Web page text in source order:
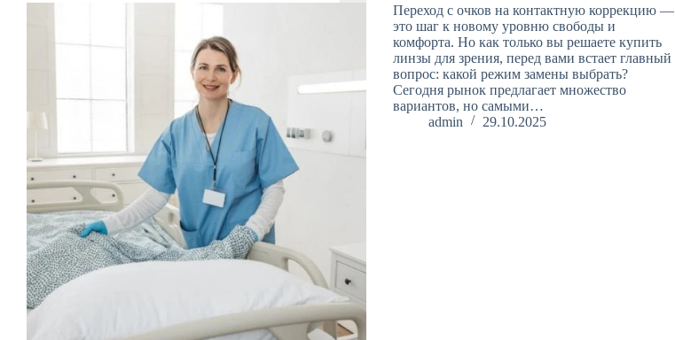
Переход с очков на контактную коррекцию —
это шаг к новому уровню свободы и
комфорта. Но как только вы решаете купить
линзы для зрения, перед вами встает главный
вопрос: какой режим замены выбрать?
Сегодня рынок предлагает множество
вариантов, но самыми…
admin
29.10.2025